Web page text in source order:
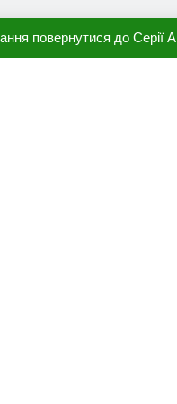
повернутися до Серії А